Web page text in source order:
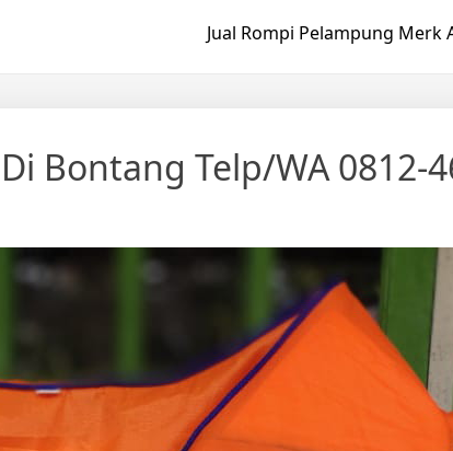
Jual Rompi Pelampung Merk
Bontang Telp/WA 0812-